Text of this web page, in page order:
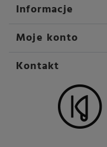
Informacje
Moje konto
Kontakt